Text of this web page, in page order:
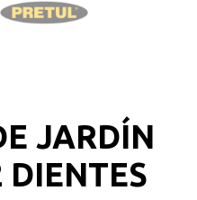
JARDÍN